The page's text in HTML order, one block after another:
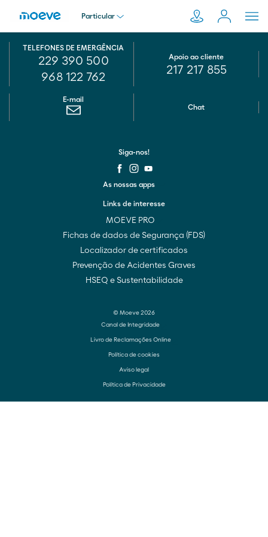
Particular
Transportador
Pesquisar
em
TELEFONES DE EMERGÊNCIA
229 390 500
968 122 762
E-mail
Chat
Apoio ao cliente
217 217 855
Links de interesse
MOEVE PRO
Fichas de dados de Segurança (FDS)
Localizador de certificados
Prevenção de Acidentes Graves
HSEQ e Sustentabilidade
As nossas apps
Siga-nos!
© Moeve 2026
Canal de Integridade
Livro de Reclamações Online
Política de cookies
Aviso legal
Política de Privacidade